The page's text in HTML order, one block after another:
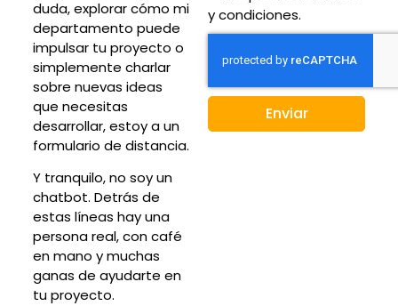
duda, explorar cómo mi
departamento puede
impulsar tu proyecto o
simplemente charlar
sobre nuevas ideas
que necesitas
desarrollar, estoy a un
formulario de distancia.
Y tranquilo, no soy un
chatbot. Detrás de
estas líneas hay una
persona real, con café
en mano y muchas
ganas de ayudarte en
tu proyecto.
y condiciones.
Enviar